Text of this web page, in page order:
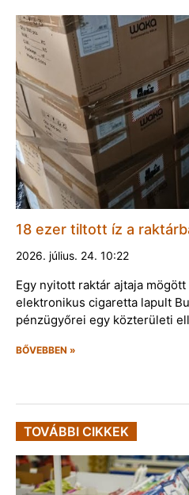
18 ezer tiltott íz a
2026. július. 24. 10:22
Egy nyitott raktár ajtaja
elektronikus cigaretta lapult
pénzügyőrei egy közterületi
BŐVEBBEN »
TOVÁBBI CIKKEK